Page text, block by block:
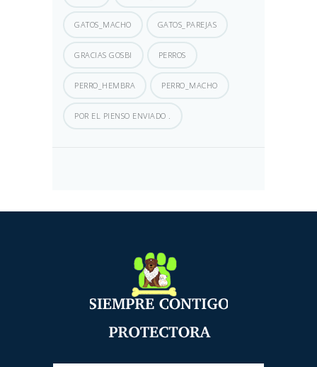
GATOS_MACHO GATOS_PAREJAS
GRACIAS GOSBI PERROS
PERRO_HEMBRA PERRO_MACHO
POR EL PIENSO ENVIADO .